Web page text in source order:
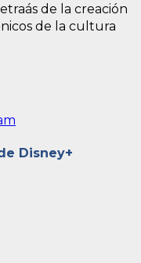
de la creación
de la cultura
Disney+